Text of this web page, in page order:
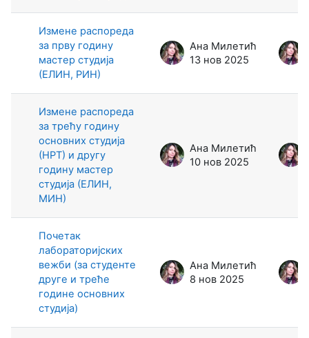
Измене распореда
за прву годину
мастер студија
(ЕЛИН, РИН)
Ана Милетић
13 нов 2025
Измене распореда
за трећу годину
основних студија
(НРТ) и другу
годину мастер
студија (ЕЛИН,
МИН)
Ана Милетић
10 нов 2025
Почетак
лабораторијских
вежби (за студенте
друге и треће
године основних
студија)
Ана Милетић
8 нов 2025